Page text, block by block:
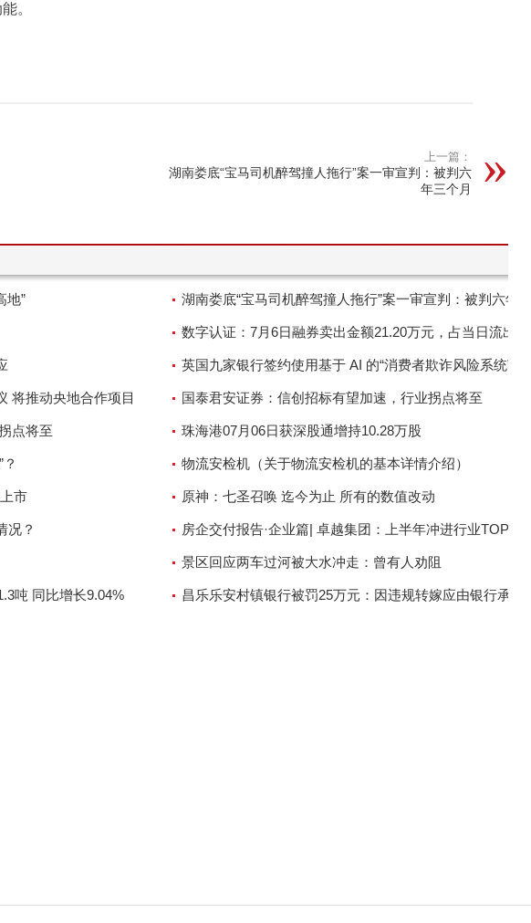
。
上一篇：
湖南娄底“宝马司机醉驾撞人拖行”案一审宣判：被判六
年三个月
地” 湖南娄底“宝马司机醉驾撞人拖行”案一审宣判：被判六年三
个月
数字认证：7月6日融券卖出金额21.20万元，占当日流出金
额的0.59%
英国九家银行签约使用基于 AI 的“消费者欺诈风险系统”应
对诈骗
将推动央地合作项目 国泰君安证券：信创招标有望加速，行业拐点将至
点将至 珠海港07月06日获深股通增持10.28万股
物流安检机（关于物流安检机的基本详情介绍）
市 原神：七圣召唤 迄今为止 所有的数值改动
况？ 房企交付报告·企业篇| 卓越集团：上半年冲进行业TOP20，
累计交房超2.5万套
景区回应两车过河被大水冲走：曾有人劝阻
吨 同比增长9.04% 昌乐乐安村镇银行被罚25万元：因违规转嫁应由银行承担